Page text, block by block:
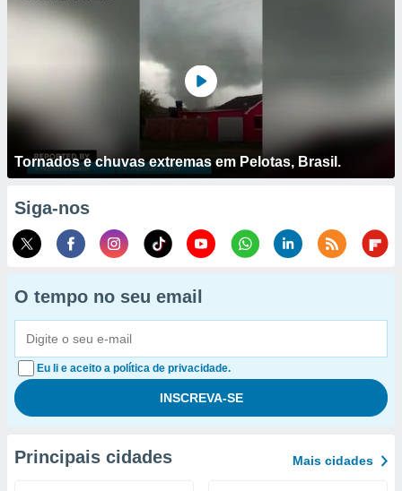
Tornados e chuvas extremas em Pelotas, Brasil.
Siga-nos
O tempo no seu email
Eu li e aceito a política de privacidade.
Principais cidades Mais cidades